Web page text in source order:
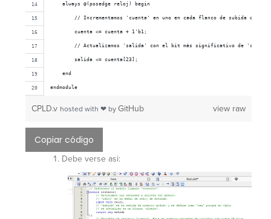
    always @(posedge reloj) begin
// Incrementamos 'cuenta' en uno en cada flanco de subida de
        cuenta <= cuenta + 1'b1;
// Actualizamos 'salida' con el bit más significativo de
        salida <= cuenta[23];
    end
endmodule
view raw
CPLD.v hosted with ❤ by GitHub
Copiar código
Debe verse asi: